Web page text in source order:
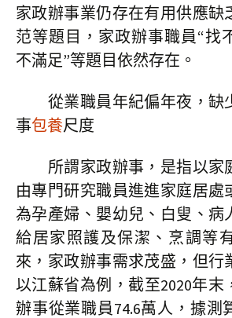
家政辦事業仍存在有用供應缺
范等題目，家政辦事職員“找
不滿足”等題目依然存在。
從業職員年紀偏年夜，缺
事包養尺度
所謂家政辦事，是指以家
由專門研究職員進進家庭居處
為孕產婦、嬰幼兒、白叟、病
給居家照護及保潔、烹調等
來，家政辦事需求茂盛，但行
以江蘇省為例，截至2020年末
辦事從業職員74.6萬人，據測